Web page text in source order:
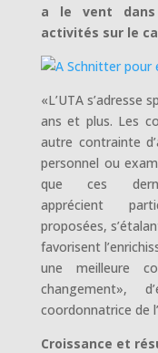
a le vent dans
activités sur le
«L’UTA s’adresse
ans et plus. Les
autre contrainte
personnel ou
que ces
apprécient
proposées,
favorisent
une meilleure
changement»,
coordonnatrice de
Croissance et